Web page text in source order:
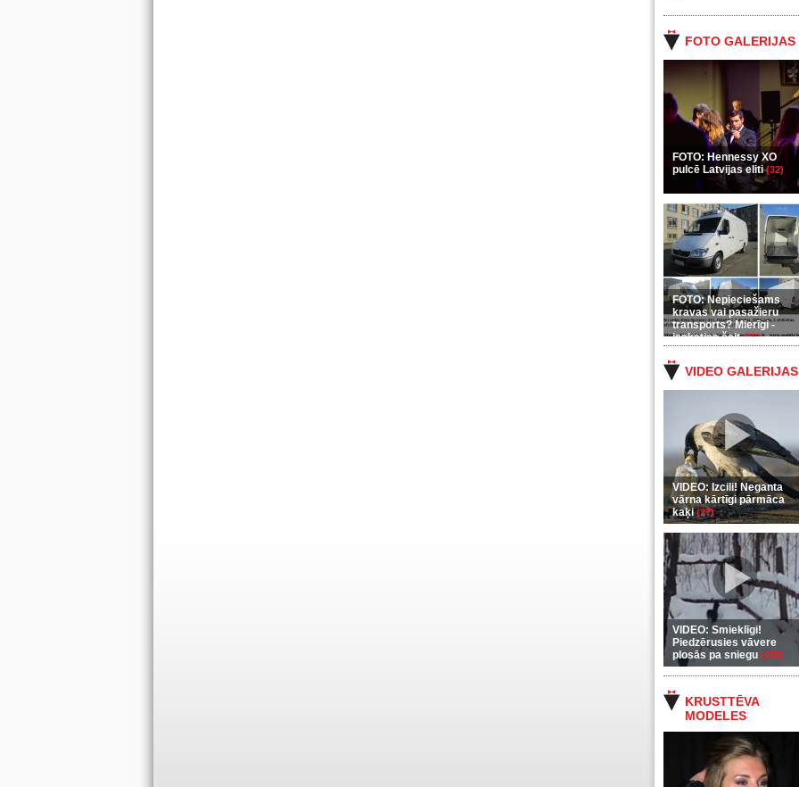
FOTO GALERIJAS
FOTO: Hennessy XO
pulcē Latvijas eliti(32)
FOTO: Nepieciešams
kravas vai pasažieru
transports? Mierīgi -
ieskaties šeit(35)
VIDEO GALERIJAS
VIDEO: Izcili! Neganta
vārna kārtīgi pārmāca
kaķi(37)
VIDEO: Smieklīgi!
Piedzērusies vāvere
plosās pa sniegu (255)
KRUSTTĒVA
MODELES